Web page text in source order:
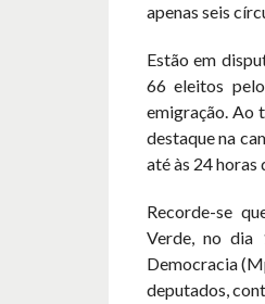
apenas seis
Estão em
66 eleitos
emigração. Ao
destaque na
até às 24 horas
Recorde-se
Verde, no
Democracia
deputados,